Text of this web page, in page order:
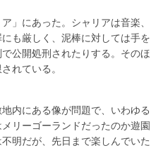
」にあった。シャリアは音楽、
も厳しく、泥棒に対しては手を
公開処刑されたりする。そのほ
れている。
内にある像が問題で、いわゆる
リーゴーランドだったのか遊園
明だが、先日まで楽しんでいた